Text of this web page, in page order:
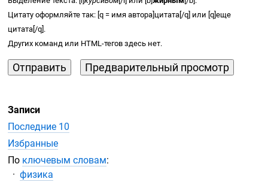
Цитату оформляйте так: [q = имя автора]цитата[/q] или [q]еще
цитата[/q].
Других команд или HTML-тегов здесь нет.
Записи
Последние 10
Избранные
По ключевым словам:
физика